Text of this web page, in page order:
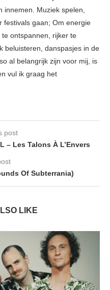
innemen. Muziek spelen,
festivals gaan; Om energie
ontspannen, rijker te
beluisteren, danspasjes in de
al belangrijk zijn voor mij, is
vul ik graag het
post
– Les Talons À L’Envers
Of Subterrania)
LIKE